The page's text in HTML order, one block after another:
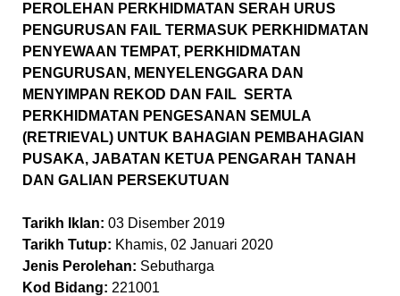
PEROLEHAN PERKHIDMATAN SERAH URUS
PENGURUSAN FAIL TERMASUK PERKHIDMATAN
PENYEWAAN TEMPAT, PERKHIDMATAN
PENGURUSAN, MENYELENGGARA DAN
MENYIMPAN REKOD DAN FAIL SERTA
PERKHIDMATAN PENGESANAN SEMULA
(RETRIEVAL) UNTUK BAHAGIAN PEMBAHAGIAN
PUSAKA, JABATAN KETUA PENGARAH TANAH
DAN GALIAN PERSEKUTUAN
Tarikh Iklan: 03 Disember 2019
Tarikh Tutup: Khamis, 02 Januari 2020
Jenis Perolehan: Sebutharga
Kod Bidang: 221001